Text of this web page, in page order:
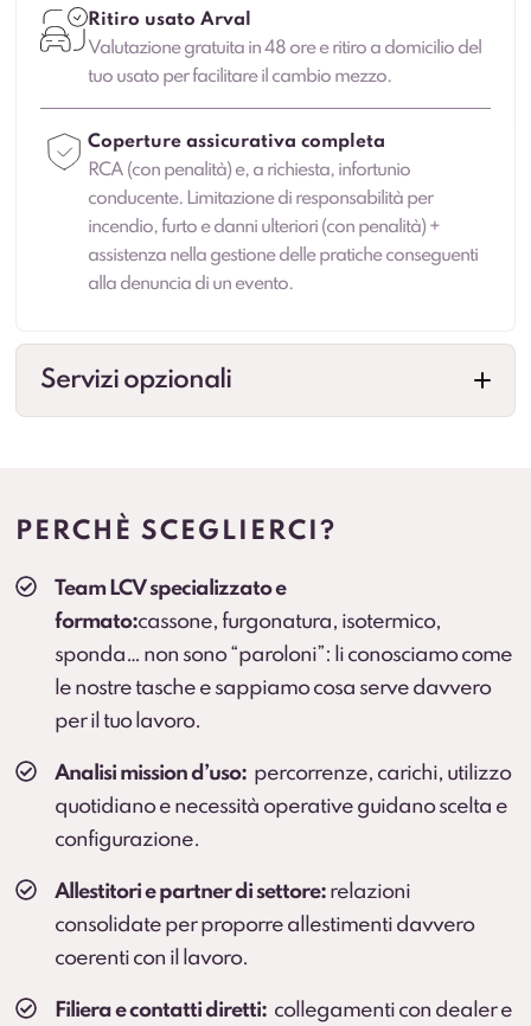
Ritiro usato Arval
Valutazione gratuita in 48 ore e ritiro a domicilio del
tuo usato per facilitare il cambio mezzo.
Coperture assicurativa completa
RCA (con penalità) e, a richiesta, infortunio
conducente. Limitazione di responsabilità per
incendio, furto e danni ulteriori (con penalità) +
assistenza nella gestione delle pratiche conseguenti
alla denuncia di un evento.
Servizi opzionali
all’attività). Prevedere collegamenti a landing.
Veicolo sostitutivo
Continuità operativa in caso di fermo prolungato
(secondo condizioni).
Cambio gomme
pneumatici.
Protection Pack – Noleggio senza sorprese
danni all’interno del vano di carico e sulle parti
soggette a usura chenon sono coperte dalla
Kasko.
PERCHÈ SCEGLIERCI?
Team LCV specializzato e
formato:cassone, furgonatura, isotermico,
sponda… non sono “paroloni”: li conosciamo come
le nostre tasche e sappiamo cosa serve davvero
per il tuo lavoro.
Analisi mission d’uso: percorrenze, carichi, utilizzo
quotidiano e necessità operative guidano scelta e
configurazione.
Allestitori e partner di settore: relazioni
consolidate per proporre allestimenti davvero
coerenti con il lavoro.
Filiera e contatti diretti: collegamenti con dealer e